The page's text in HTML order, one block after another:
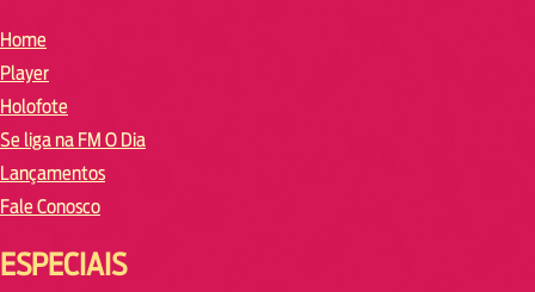
Home
Player
Holofote
Se liga na FM O Dia
Lançamentos
Fale Conosco
ESPECIAIS